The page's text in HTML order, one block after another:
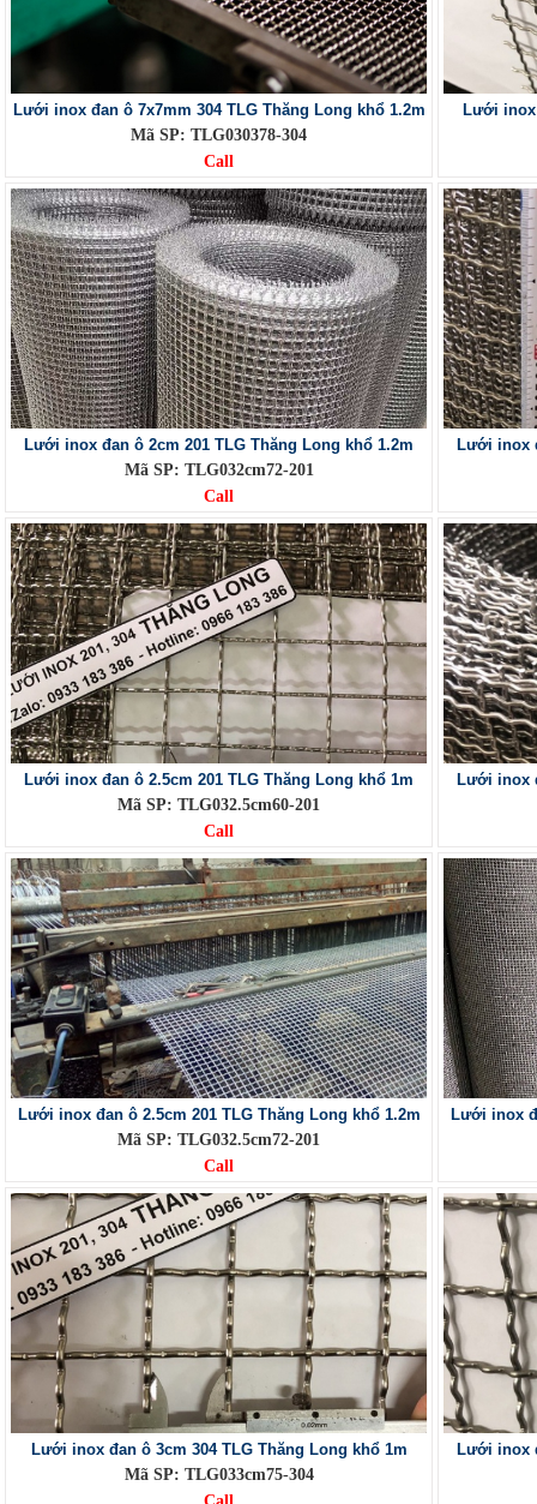
Lưới inox đan ô 7x7mm 304 TLG Thăng Long khổ 1.2m
Mã SP: TLG030378-304
Call
Lưới inox
Lưới inox đan ô 2cm 201 TLG Thăng Long khổ 1.2m
Mã SP: TLG032cm72-201
Call
Lưới inox
Lưới inox đan ô 2.5cm 201 TLG Thăng Long khổ 1m
Mã SP: TLG032.5cm60-201
Call
Lưới inox
Lưới inox đan ô 2.5cm 201 TLG Thăng Long khổ 1.2m
Mã SP: TLG032.5cm72-201
Call
Lưới inox
Lưới inox đan ô 3cm 304 TLG Thăng Long khổ 1m
Mã SP: TLG033cm75-304
Lưới inox